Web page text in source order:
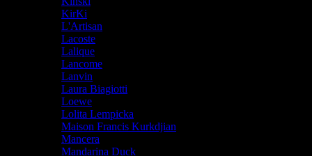
KirKi
L'Artisan
Lacoste
Lalique
Lancome
Lanvin
Laura Biagiotti
Loewe
Lolita Lempicka
Maison Francis Kurkdjian
Mancera
Mandarina Duck